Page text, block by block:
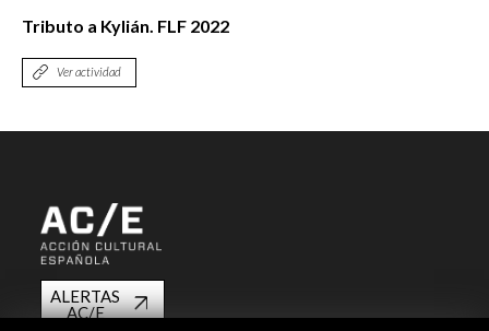
Tributo a Kylián. FLF 2022
Ver actividad
ALERTAS
AC/E